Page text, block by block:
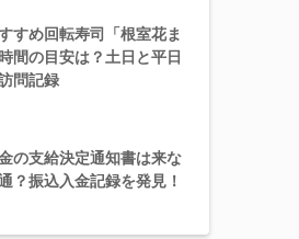
すめ回転寿司「根室花ま
間の目安は？土日と平日
問記録
の支給決定通知書は来な
？振込入金記録を発見！